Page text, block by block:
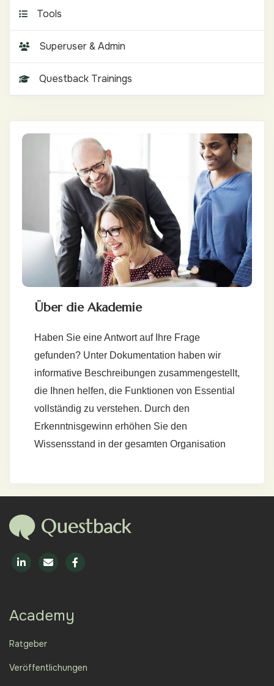
Tools
Superuser & Admin
Questback Trainings
Über die Akademie
Haben Sie eine Antwort auf Ihre Frage
gefunden? Unter Dokumentation haben wir
informative Beschreibungen zusammengestellt,
die Ihnen helfen, die Funktionen von Essential
vollständig zu verstehen. Durch den
Erkenntnisgewinn erhöhen Sie den
Wissensstand in der gesamten Organisation
Academy
Ratgeber
Veröffentlichungen